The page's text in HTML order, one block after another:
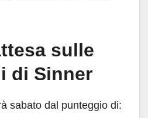
sulle
di Sinner
sabato dal punteggio di: